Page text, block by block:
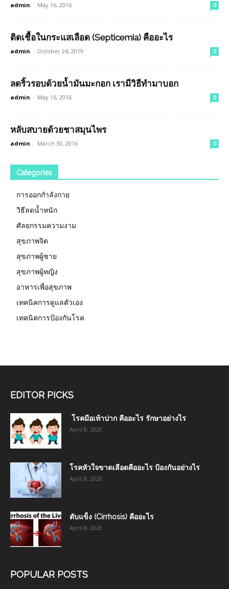
admin - May 16, 2016 0
ติดเชื้อในกระแสเลือด (Septicemia) คืออะไร
admin - October 24, 2019 0
ลดริ้วรอบด้วยน้ำมันมะกอก เรามีวิธีทำมาบอก
admin - May 16, 2016 0
หลับสบายด้วยชาสมุนไพร
admin - March 30, 2016 0
Categories
การออกกำลังกาย
วิธีลดน้ำหนัก
ศัลยกรรมความงาม
สุขภาพจิต
สุขภาพผู้ชาย
สุขภาพผู้หญิง
อาหารเพื่อสุขภาพ
เทคนิคการดูแลตัวเอง
เทคนิคการป้องกันโรค
EDITOR PICKS
โรคมือเท้าปาก คืออะไร รักษาอย่างไร
April 8, 2020
โรคหัวใจขาดเลือดคืออะไร ป้องกันอย่างไร
April 8, 2020
ตับแข็ง (Cirrhosis) คืออะไร
April 8, 2020
POPULAR POSTS